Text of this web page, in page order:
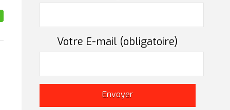
Votre E-mail (obligatoire)